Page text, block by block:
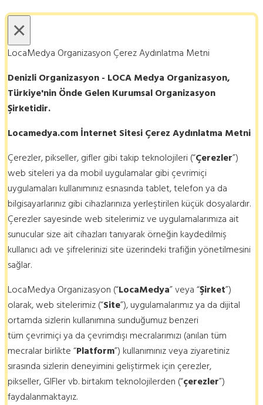
×
LocaMedya Organizasyon Çerez Aydınlatma Metni
Denizli Organizasyon - LOCA Medya Organizasyon,
Türkiye'nin Önde Gelen Kurumsal Organizasyon
Şirketidir.
Locamedya.com İnternet Sitesi Çerez Aydınlatma Metni
Çerezler, pikseller, gifler gibi takip teknolojileri (“Çerezler”)
web siteleri ya da mobil uygulamalar gibi çevrimiçi
uygulamaları kullanımınız esnasında tablet, telefon ya da
bilgisayarlarınız gibi cihazlarınıza yerleştirilen küçük dosyalardır.
Çerezler sayesinde web sitelerimiz ve uygulamalarımıza ait
sunucular size ait cihazları tanıyarak örneğin kaydedilmiş
kullanıcı adı ve şifrelerinizi site üzerindeki trafiğin yönetilmesini
sağlar.
LocaMedya Organizasyon (“LocaMedya” veya “Şirket”)
olarak, web sitelerimiz (“Site”), uygulamalarımız ya da dijital
ortamda sizlerin kullanımına sunduğumuz benzeri
tüm çevrimiçi ya da çevrimdışı mecralarımızı (anılan tüm
mecralar birlikte “Platform”) kullanımınız veya ziyaretiniz
sırasında sizlerin deneyimini geliştirmek için çerezler,
pikseller, GIFler vb. birtakım teknolojilerden (“çerezler”)
faydalanmaktayız.